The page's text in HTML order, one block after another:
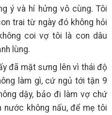
ý và hí hửng vô cùng. Tôi
trai từ ngày đó không hỏi
coi vợ tôi là con dâu
lùng.
đã mặt sưng lên vì thái độ
làm gì, cứ ngủ tới tận 9
dậy, bảo đi làm vợ chứ
nước không nấu, để mẹ tôi